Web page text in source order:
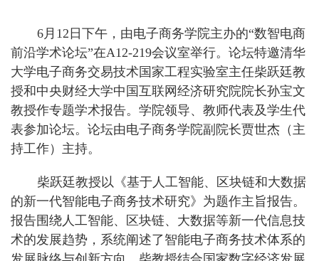
6月12日下午，由电子商务学院主办的“数智电商
前沿学术论坛”在A12-219会议室举行。论坛特邀清华
大学电子商务交易技术国家工程实验室主任柴跃廷教
授和中央财经大学中国互联网经济研究院院长孙宝文
教授作专题学术报告。学院领导、教师代表及学生代
表参加论坛。论坛由电子商务学院副院长贾世杰（主
持工作）主持。
柴跃廷教授以《基于人工智能、区块链和大数据
的新一代智能电子商务技术研究》为题作主旨报告。
报告围绕人工智能、区块链、大数据等新一代信息技
术的发展趋势，系统阐述了智能电子商务技术体系的